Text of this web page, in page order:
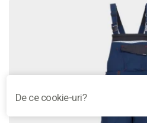
De ce cookie-uri?